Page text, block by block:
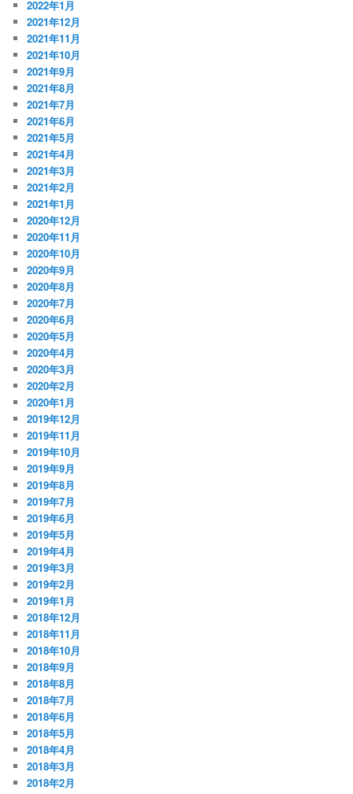
2022年1月
2021年12月
2021年11月
2021年10月
2021年9月
2021年8月
2021年7月
2021年6月
2021年5月
2021年4月
2021年3月
2021年2月
2021年1月
2020年12月
2020年11月
2020年10月
2020年9月
2020年8月
2020年7月
2020年6月
2020年5月
2020年4月
2020年3月
2020年2月
2020年1月
2019年12月
2019年11月
2019年10月
2019年9月
2019年8月
2019年7月
2019年6月
2019年5月
2019年4月
2019年3月
2019年2月
2019年1月
2018年12月
2018年11月
2018年10月
2018年9月
2018年8月
2018年7月
2018年6月
2018年5月
2018年4月
2018年3月
2018年2月